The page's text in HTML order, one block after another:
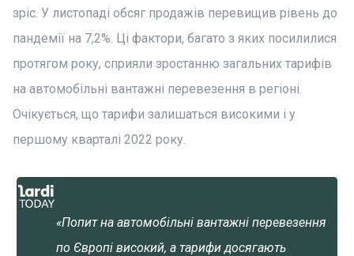
зріс. У листопаді обсяг продажів перевищив рівень до
пандемії на 7,2%. Ці фактори, багато з яких посилилися
протягом року, сприяли зростанню загальних тарифів
на автомобільні вантажні перевезення в регіоні.
Очікується, що тарифи залишаться високими і у
першому кварталі 2022 року.
«Попит на автомобільні вантажні перевезення
по Європі високий, а тарифи досягають